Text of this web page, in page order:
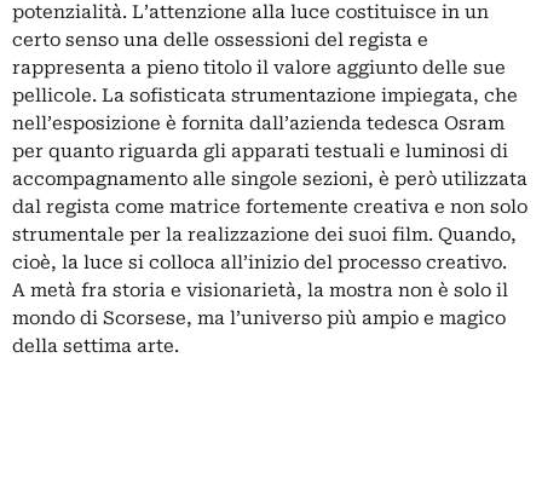
potenzialità. L’attenzione alla luce costituisce in un
certo senso una delle ossessioni del regista e
rappresenta a pieno titolo il valore aggiunto delle sue
pellicole. La sofisticata strumentazione impiegata, che
nell’esposizione è fornita dall’azienda tedesca Osram
per quanto riguarda gli apparati testuali e luminosi di
accompagnamento alle singole sezioni, è però utilizzata
dal regista come matrice fortemente creativa e non solo
strumentale per la realizzazione dei suoi film. Quando,
cioè, la luce si colloca all’inizio del processo creativo.
A metà fra storia e visionarietà, la mostra non è solo il
mondo di Scorsese, ma l’universo più ampio e magico
della settima arte.